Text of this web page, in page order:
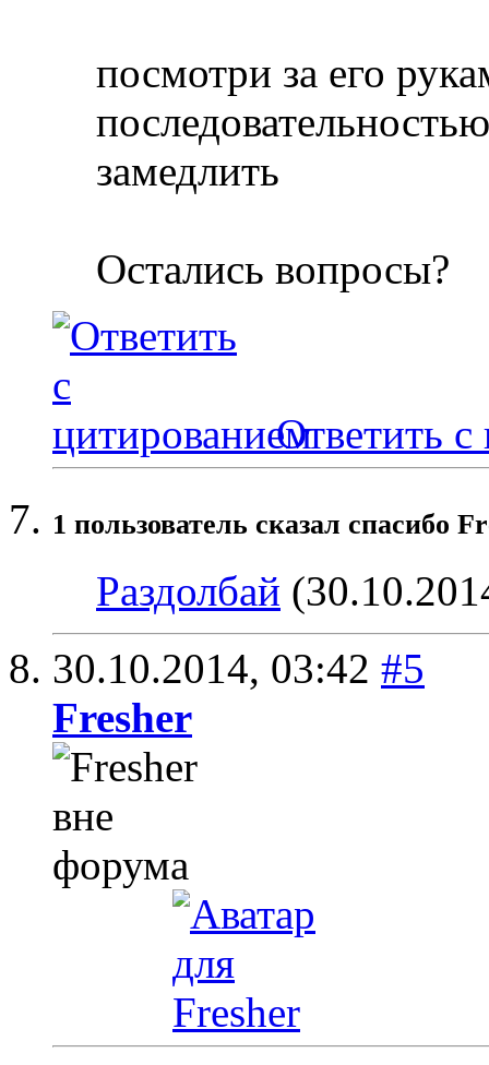
посмотри за его
замедлить
Остались вопросы?
Ответить с
1 пользователь сказал cпасибо
Раздолбай
30.10.2014, 03:42 #5
Fresher